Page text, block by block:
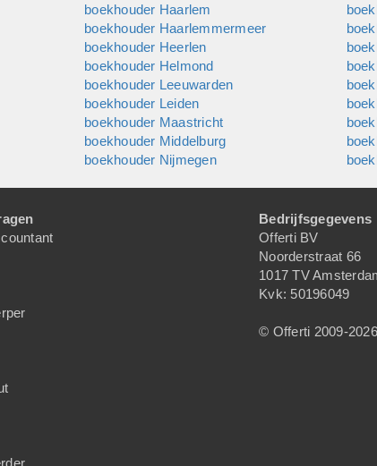
boekhouder Haarlem
boekhouder Haarlemmermeer
boekhouder Heerlen
boekhouder Helmond
boekhouder Leeuwarden
boekhouder Leiden
boekhouder Maastricht
boekhouder Middelburg
boekhouder Nijmegen
Bedrijfsgegevens
Offerti BV
Noorderstraat 66
1017 TV
Kvk: 50196049
© Offerti 2009-2026